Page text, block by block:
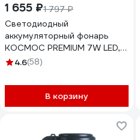
1 655 ₽1 797 ₽
Светодиодный
аккумуляторный фонарь
КОСМОС PREMIUM 7W LED,
зарядка 220V/12V,
4.6(58)
В корзину